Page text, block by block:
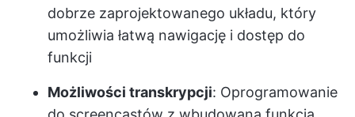
dobrze zaprojektowanego układu, który
umożliwia łatwą nawigację i dostęp do
funkcji
Możliwości transkrypcji: Oprogramowanie